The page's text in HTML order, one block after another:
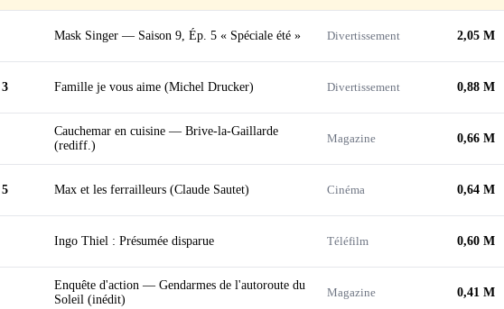
Mask Singer — Saison 9, Ép. 5 « Spéciale été » Divertissement 2,05 M
Famille je vous aime (Michel Drucker) Divertissement 0,88 M
Cauchemar en cuisine — Brive-la-Gaillarde
(rediff.)
Magazine 0,66 M
Max et les ferrailleurs (Claude Sautet) Cinéma 0,64 M
Ingo Thiel : Présumée disparue Téléfilm 0,60 M
Enquête d'action — Gendarmes de l'autoroute du
Soleil (inédit)
Magazine 0,41 M